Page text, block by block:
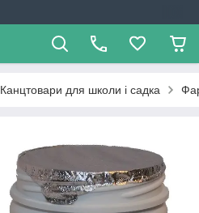
Канцтовари для школи і садка